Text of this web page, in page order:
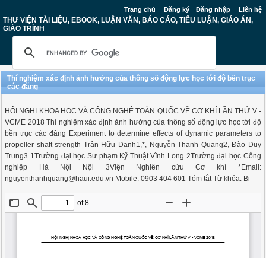
Trang chủ Đăng ký Đăng nhập Liên hệ
THƯ VIỆN TÀI LIỆU, EBOOK, LUẬN VĂN, BÁO CÁO, TIỂU LUẬN, GIÁO ÁN,
GIÁO TRÌNH
Thí nghiệm xác định ảnh hưởng của thông số động lực học tới độ bền trục
các đăng
HỘI NGHỊ KHOA HỌC VÀ CÔNG NGHỆ TOÀN QUỐC VỀ CƠ KHÍ LẦN THỨ V -
VCME 2018 Thí nghiệm xác định ảnh hưởng của thông số động lực học tới độ
bền trục các đăng Experiment to determine effects of dynamic parameters to
propeller shaft strength Trần Hữu Danh1,*, Nguyễn Thanh Quang2, Đào Duy
Trung3 1Trường đại học Sư phạm Kỹ Thuật Vĩnh Long 2Trường đại học Công
nghiệp Hà Nội Nội 3Viện Nghiên cứu Cơ khí *Email:
nguyenthanhquang@haui.edu.vn Mobile: 0903 404 601 Tóm tắt Từ khóa: Bi